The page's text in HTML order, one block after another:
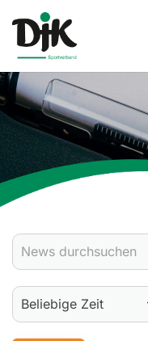
Verband
Aktuelles
Verbands-News
Termine